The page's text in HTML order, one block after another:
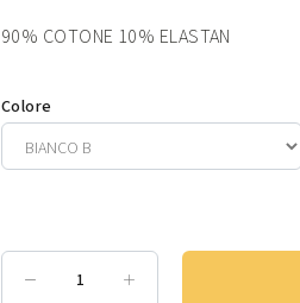
90% COTONE 10% ELASTAN
Colore